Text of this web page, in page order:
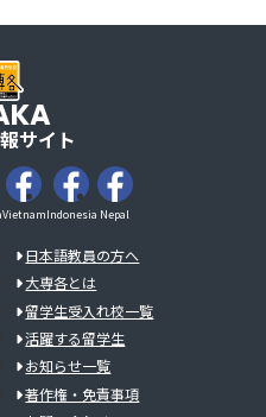
サイト
VietnamIndonesia Nepal
日本語教員の方へ
大専各とは
留学生受入れ校一覧
活躍する留学生
お知らせ一覧
著作権・免責事項